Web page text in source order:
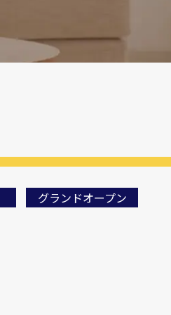
グランドオープン